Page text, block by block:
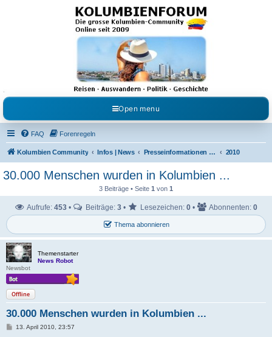
Kolumbienforum - Das
grosse Forum der
Freunde Kolumbiens
Reisen, Auswandern, Kultur, Politik, Geschichte und Visum in Kolumbien und Venezuela.
Austausch, Erfahrungen und Gemeinschaft im Kolumbienforum
Open menu
FAQ Forenregeln
Kolumbien Community Infos | News Presseinformationen & Neuigkeiten 2010
30.000 Menschen wurden in Kolumbien ...
3 Beiträge • Seite 1 von 1
Thema abonnieren
Aufrufe: 453 • Beiträge: 3 • Lesezeichen: 0 • Abonnenten: 0
Themenstarter
News Robot
Newsbot
Offline
30.000 Menschen wurden in Kolumbien ...
B13. April 2010, 23:57